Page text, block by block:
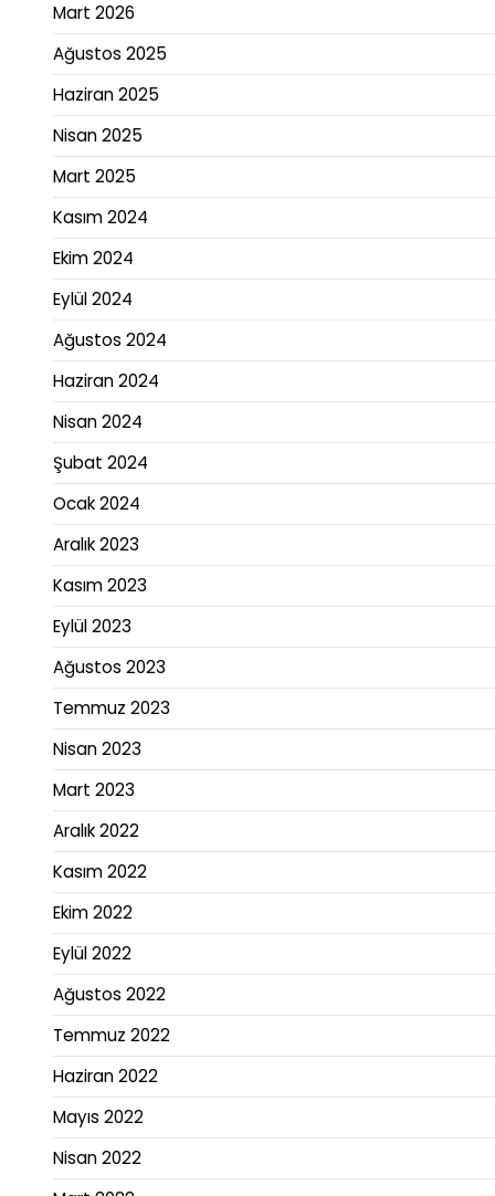
Mart 2026
Ağustos 2025
Haziran 2025
Nisan 2025
Mart 2025
Kasım 2024
Ekim 2024
Eylül 2024
Ağustos 2024
Haziran 2024
Nisan 2024
Şubat 2024
Ocak 2024
Aralık 2023
Kasım 2023
Eylül 2023
Ağustos 2023
Temmuz 2023
Nisan 2023
Mart 2023
Aralık 2022
Kasım 2022
Ekim 2022
Eylül 2022
Ağustos 2022
Temmuz 2022
Haziran 2022
Mayıs 2022
Nisan 2022